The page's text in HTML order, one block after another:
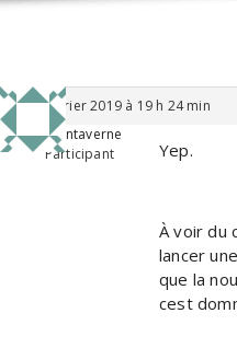
23 février 2019 à 19 h 24 min
Captaintaverne
Participant
Yep.
À voir du
lancer
que la
cest